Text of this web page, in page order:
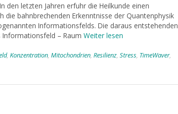
letzten Jahren erfuhr die Heilkunde einen
bahnbrechenden Erkenntnisse der Quantenphysik
Informationsfelds. Die daraus entstehenden
Informationsfeld – Raum Weiter lesen
, Konzentration, Mitochondrien, Resilienz, Stress, TimeWaver,